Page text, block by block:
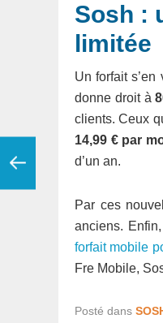
Sosh :
limitée
Un forfait
donne droit à
clients. Ceux
14,99 € par
d’un an.
Par ces
anciens.
forfait mobile
Fre Mobile,
Posté dans